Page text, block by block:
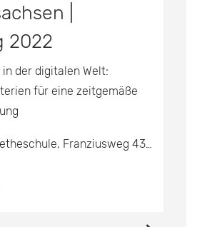
|
2022
der digitalen Welt:
für eine zeitgemäße
Franziusweg 43, 30167 Hannover